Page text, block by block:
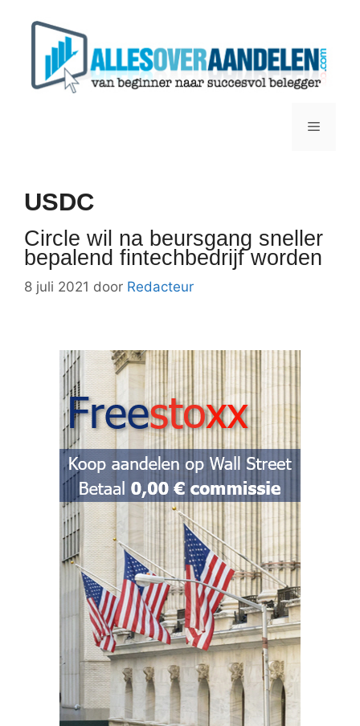
Menu
USDC
Circle wil na beursgang sneller
bepalend fintechbedrijf worden
8 juli 2021 door Redacteur